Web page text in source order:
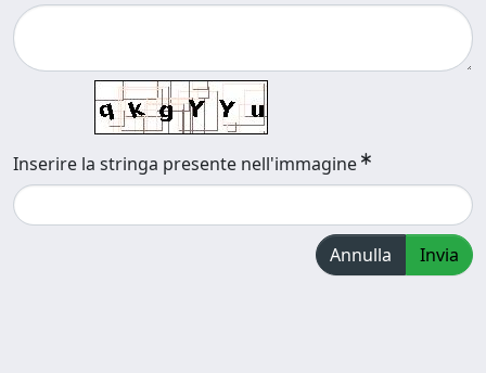
Inserire la stringa presente nell'immagine
Annulla Invia